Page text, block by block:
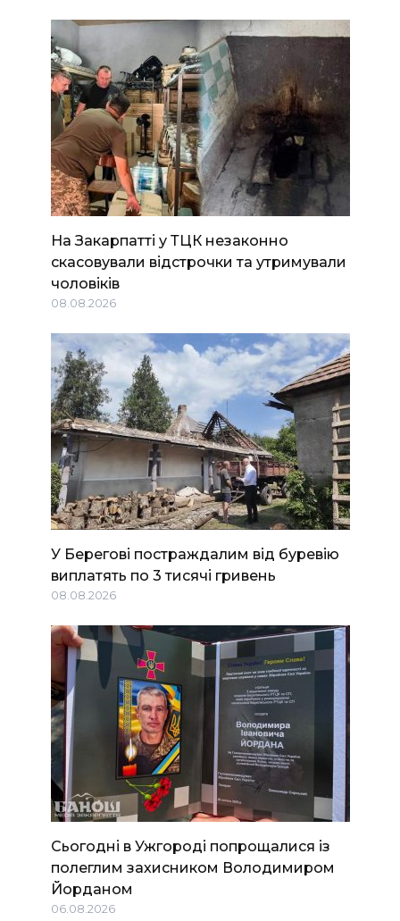
На Закарпатті у ТЦК незаконно
скасовували відстрочки та утримували
чоловіків
08.08.2026
У Берегові постраждалим від буревію
виплатять по 3 тисячі гривень
08.08.2026
Сьогодні в Ужгороді попрощалися із
полеглим захисником Володимиром
Йорданом
06.08.2026